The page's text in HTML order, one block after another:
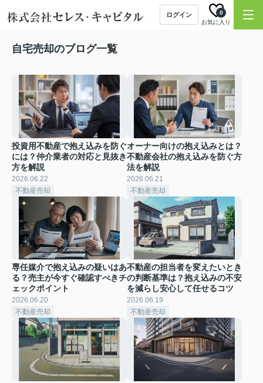
ログイン
お気に入り
0
自宅売却のブログ一覧
投資用不動産で抱え込みを防ぐ
には？仲介業者の対応と見抜き
方を解説
2026.06.22
不動産売却
オーナー向けの抱え込みとは？
不動産会社の抱え込みを防ぐ方
法を解説
2026.06.21
不動産売却
専任媒介で抱え込みの疑いはあ
る？売主が今すぐ確認すべきチ
ェックポイント
2026.06.20
不動産売却
不動産の担当者を変えたいとき
の判断基準は？抱え込みの不安
を減らし安心して任せるコツ
2026.06.19
不動産売却